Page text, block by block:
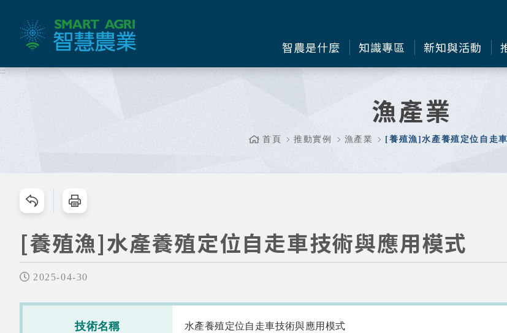
容
智農是什麼 知識專區 新知與活動
:::
漁產業
首頁 推動實例 漁產業 [養殖漁]水產養殖定位自走
跳過此工具列請按[Enter]，繼續則按[Tab]
[養殖漁]水產養殖定位自走車技術與應用模式
2025-04-30
技術名稱 水產養殖定位自走車技術與應用模式